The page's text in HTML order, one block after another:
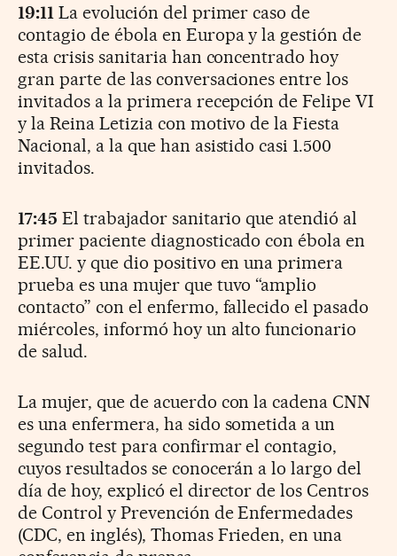
19:11La evolución del primer caso de
contagio de ébola en Europa y la gestión de
esta crisis sanitaria han concentrado hoy
gran parte de las conversaciones entre los
invitados a la primera recepción de Felipe VI
y la Reina Letizia con motivo de la Fiesta
Nacional, a la que han asistido casi 1.500
invitados.
17:45 El trabajador sanitario que atendió al
primer paciente diagnosticado con ébola en
EE.UU. y que dio positivo en una primera
prueba es una mujer que tuvo “amplio
contacto” con el enfermo, fallecido el pasado
miércoles, informó hoy un alto funcionario
de salud.
La mujer, que de acuerdo con la cadena CNN
es una enfermera, ha sido sometida a un
segundo test para confirmar el contagio,
cuyos resultados se conocerán a lo largo del
día de hoy, explicó el director de los Centros
de Control y Prevención de Enfermedades
(CDC, en inglés), Thomas Frieden, en una